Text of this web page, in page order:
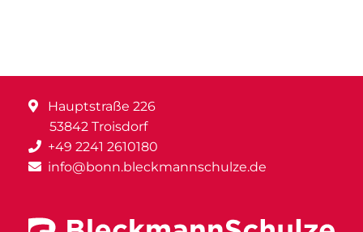
Hauptstraße 226
53842 Troisdorf
+49 2241 2610180
info@bonn.bleckmannschulze.de